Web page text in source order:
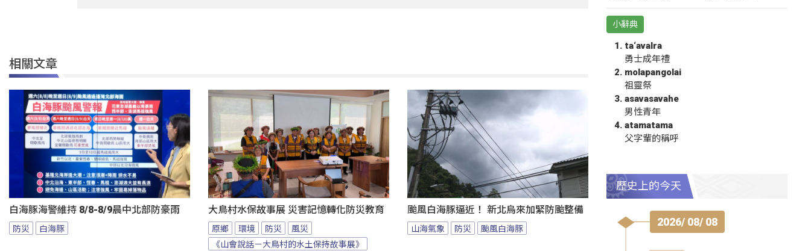
相關文章
白海豚海警維持 8/8-8/9晨中北部防豪雨
防災 白海豚
大鳥村水保故事展 災害記憶轉化防災教育
原鄉 環境 防災
風災
《山會說話－大鳥村的水土保持故事展》
颱風白海豚逼近！ 新北烏來加緊防颱整備
山海氣象 防災 颱風白海豚
小辭典
ta‘avalra
勇士成年禮
molapangolai
祖靈祭
asavasavahe
男性青年
atamatama
父字輩的稱呼
歷史上的今天
2026/ 08/ 08